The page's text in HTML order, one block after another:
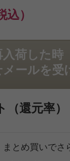
込）
入荷した時
メールを受
還元率）
とめ買いでさ